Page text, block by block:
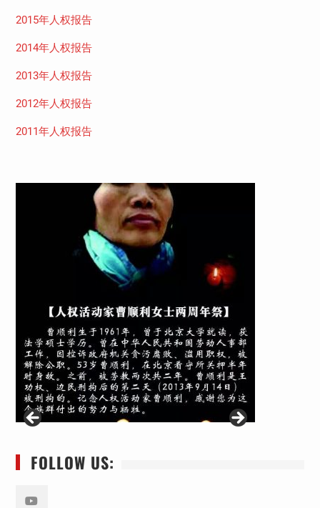
2015年人权报告
2014年人权报告
2013年人权报告
2012年人权报告
2011年人权报告
FOLLOW US: